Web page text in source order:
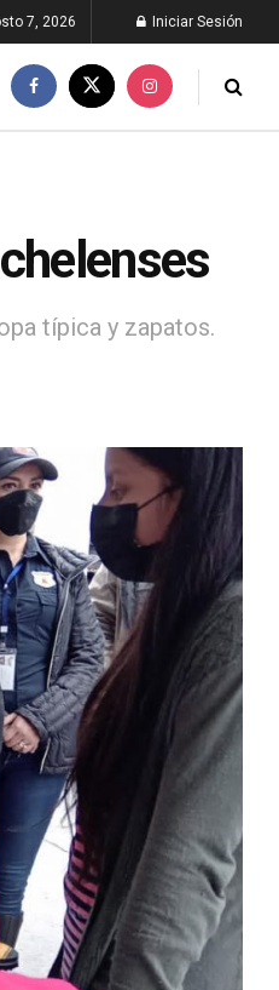
7, 2026 Iniciar Sesión
típica y zapatos.